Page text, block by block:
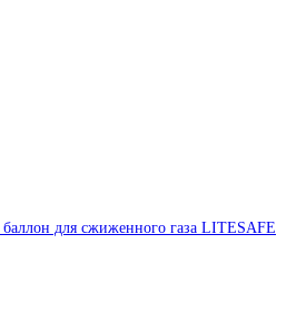
для сжиженного газа LITESAFE